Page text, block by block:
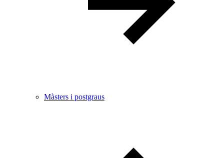
Màsters i postgraus